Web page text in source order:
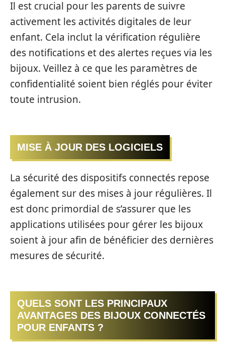
Il est crucial pour les parents de suivre
activement les activités digitales de leur
enfant. Cela inclut la vérification régulière
des notifications et des alertes reçues via les
bijoux. Veillez à ce que les paramètres de
confidentialité soient bien réglés pour éviter
toute intrusion.
MISE À JOUR DES LOGICIELS
La sécurité des dispositifs connectés repose
également sur des mises à jour régulières. Il
est donc primordial de s’assurer que les
applications utilisées pour gérer les bijoux
soient à jour afin de bénéficier des dernières
mesures de sécurité.
QUELS SONT LES PRINCIPAUX
AVANTAGES DES BIJOUX CONNECTÉS
POUR ENFANTS ?